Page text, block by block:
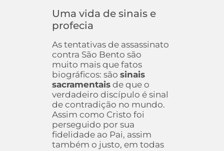
Uma vida de sinais e
profecia
As tentativas de assassinato
contra São Bento são
muito mais que fatos
biográficos: sãosinais
sacramentais de que o
verdadeiro discípulo é sinal
de contradição no mundo.
Assim como Cristo foi
perseguido por sua
fidelidade ao Pai, assim
também o justo, em todas